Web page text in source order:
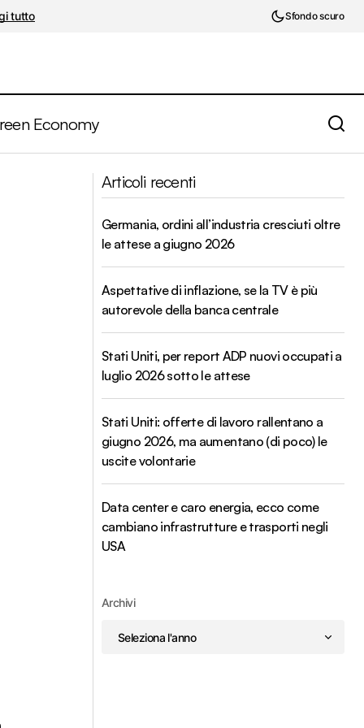
tutto Sfondo scuro
Economy
meglio per il 2018 è già passato
Articoli recenti
Germania, ordini all’industria cresciuti oltre
le attese a giugno 2026
Aspettative di inflazione, se la TV è più
autorevole della banca centrale
Stati Uniti, per report ADP nuovi occupati a
luglio 2026 sotto le attese
Stati Uniti: offerte di lavoro rallentano a
giugno 2026, ma aumentano (di poco) le
uscite volontarie
Data center e caro energia, ecco come
cambiano infrastrutture e trasporti negli
USA
Archivi